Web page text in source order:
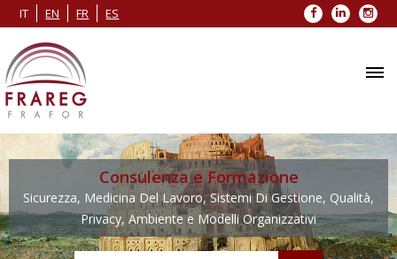
IT EN FR ES Facebook
LinkedIn
Consulenza e Formazione
Sicurezza, Medicina Del Lavoro, Sistemi Di Gestione, Qualità,
Privacy, Ambiente e Modelli Organizzativi